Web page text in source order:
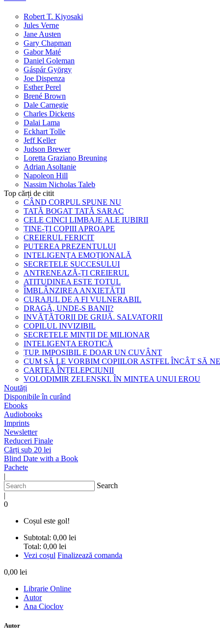
Robert T. Kiyosaki
Jules Verne
Jane Austen
Gary Chapman
Gabor Maté
Daniel Goleman
Gáspár György
Joe Dispenza
Esther Perel
Brené Brown
Dale Carnegie
Charles Dickens
Dalai Lama
Eckhart Tolle
Jeff Keller
Judson Brewer
Loretta Graziano Breuning
Adrian Asoltanie
Napoleon Hill
Nassim Nicholas Taleb
Top cărți de citit
CÂND CORPUL SPUNE NU
TATĂ BOGAT TATĂ SARAC
CELE CINCI LIMBAJE ALE IUBIRII
ȚINE-ȚI COPIII APROAPE
CREIERUL FERICIT
PUTEREA PREZENTULUI
INTELIGENȚA EMOȚIONALĂ
SECRETELE SUCCESULUI
ANTRENEAZĂ-ȚI CREIERUL
ATITUDINEA ESTE TOTUL
ÎMBLÂNZIREA ANXIETĂȚII
CURAJUL DE A FI VULNERABIL
DRAGĂ, UNDE-S BANII?
INVĂȚĂTORII DE GRIJĂ. SALVATORII
COPILUL INVIZIBIL
SECRETELE MINȚII DE MILIONAR
INTELIGENȚA EROTICĂ
ȚUP. IMPOSIBIL E DOAR UN CUVÂNT
CUM SĂ LE VORBIM COPIILOR ASTFEL ÎNCÂT SĂ
CARTEA ÎNȚELEPCIUNII
VOLODIMIR ZELENSKI. ÎN MINTEA UNUI EROU
Noutăți
Disponibile în curând
Ebooks
Audiobooks
Imprints
Newsletter
Reduceri Finale
Cărți sub 20 lei
Blind Date with a Book
Pachete
|
Search
|
0
Coșul este gol!
Subtotal: 0,00 lei
Total: 0,00 lei
Vezi coșul Finalizează comanda
0,00 lei
Librarie Online
Autor
Ana Cioclov
Autor